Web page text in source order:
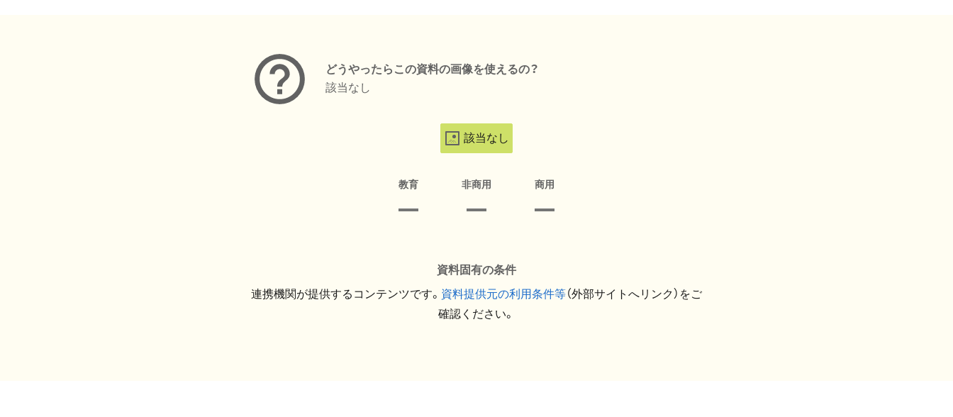
どうやったらこの資料の画像を使えるの？
該当なし
該当なし
教育 非商用 商用
資料固有の条件
連携機関が提供するコンテンツです。 資料提供元の利用条件等（外部サイトへリンク）をご
確認ください。